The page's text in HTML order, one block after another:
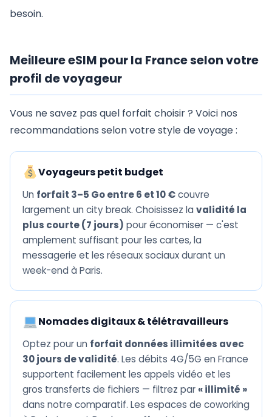
besoin.
Meilleure eSIM pour la France selon votre
profil de voyageur
Vous ne savez pas quel forfait choisir ? Voici nos
recommandations selon votre style de voyage :
Voyageurs petit budget
Un forfait 3–5 Go entre 6 et 10 €couvre
largement un city break. Choisissez la validité la
plus courte (7 jours) pour économiser — c'est
amplement suffisant pour les cartes, la
messagerie et les réseaux sociaux durant un
week-end à Paris.
Nomades digitaux & télétravailleurs
Optez pour un forfait données illimitées avec
30 jours de validité. Les débits 4G/5G en France
supportent facilement les appels vidéo et les
gros transferts de fichiers — filtrez par « illimité »
dans notre comparatif. Les espaces de coworking